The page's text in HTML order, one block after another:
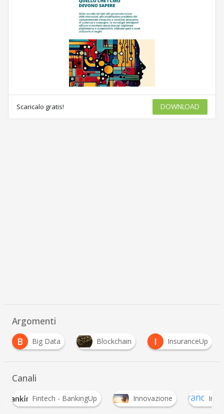
Scaricalo gratis! DOWNLOAD
Argomenti
B
Big Data Blockchain I InsuranceUp
Canali
Fintech - BankingUp Innovazione